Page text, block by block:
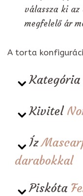
válassza ki az
megfelelő ár
A torta
Kategória
Kivitel
Íz
darabokkal
Piskóta